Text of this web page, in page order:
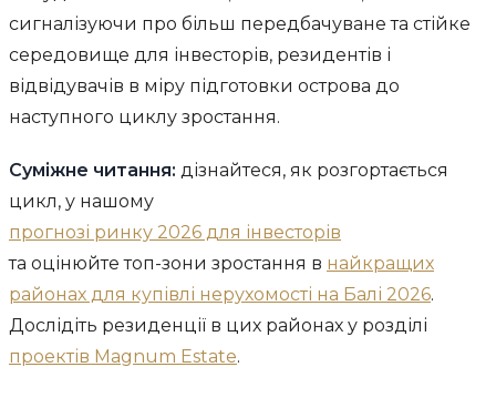
сигналізуючи про більш передбачуване та стійке
середовище для інвесторів, резидентів і
відвідувачів в міру підготовки острова до
наступного циклу зростання.
Суміжне читання: дізнайтеся, як розгортається
цикл, у нашому
прогнозі ринку 2026 для інвесторів
та оцінюйте топ-зони зростання в найкращих
районах для купівлі нерухомості на Балі 2026.
Дослідіть резиденції в цих районах у розділі
проектів Magnum Estate.